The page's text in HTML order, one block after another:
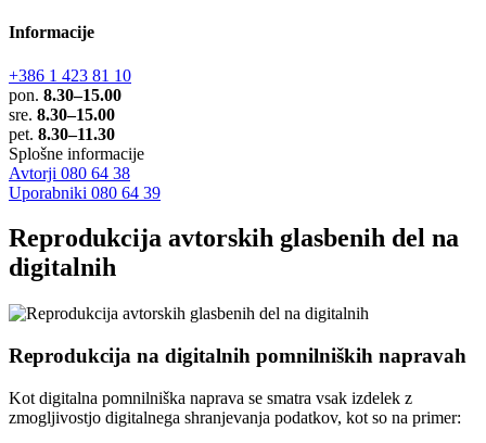
Informacije
+386 1 423 81 10
pon. 8.30–15.00
sre. 8.30–15.00
pet. 8.30–11.30
Splošne informacije
Avtorji 080 64 38
Uporabniki 080 64 39
Reprodukcija avtorskih glasbenih del na
digitalnih
Reprodukcija na digitalnih pomnilniških napravah
Kot digitalna pomnilniška naprava se smatra vsak izdelek z
zmogljivostjo digitalnega shranjevanja podatkov, kot so na primer: